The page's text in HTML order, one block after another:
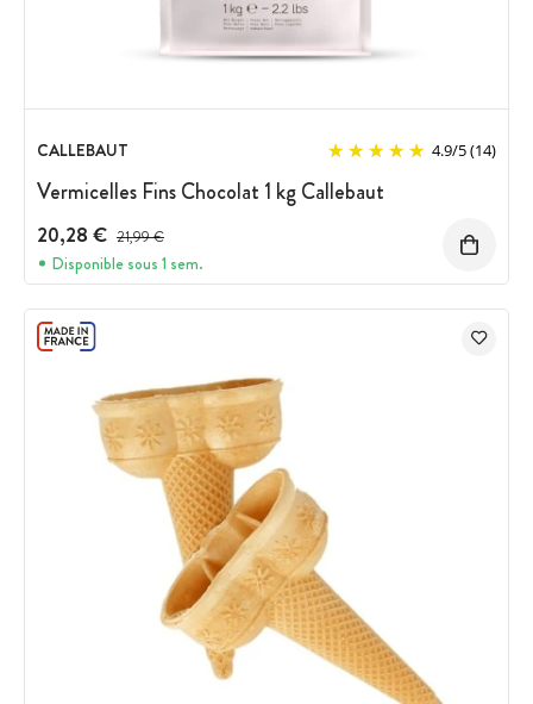
CALLEBAUT 4.9/5(14)
Vermicelles Fins Chocolat 1 kg Callebaut
20,28 € Prix avant réduction :
21,99 €
Disponible sous 1 sem.